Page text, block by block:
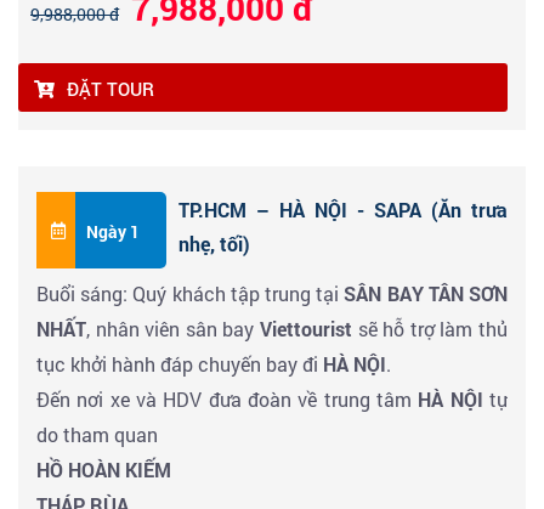
9,988,000 đ
ĐẶT TOUR
Ngày 1
TP.HCM – HÀ NỘI - SAPA (Ăn trưa
nhẹ, tối)
Buổi sáng: Quý khách tập trung tạiSÂN BAY TÂN SƠN
NHẤT, nhân viên sân bay Viettourist sẽ hỗ trợ làm thủ
tục khởi hành đáp chuyến bay đi HÀ NỘI.
Đến nơi xe và HDV đưa đoàn về trung tâm HÀ NỘI tự
do tham quan
HỒ HOÀN KIẾM